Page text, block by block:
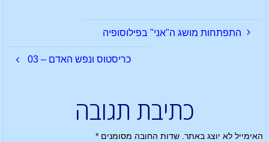
התפתחות מושג ה"אני" בפילוסופיה
כריסטוס ונפש האדם – 03
כתיבת תגובה
האימייל לא יוצג באתר. שדות החובה מסומנים*